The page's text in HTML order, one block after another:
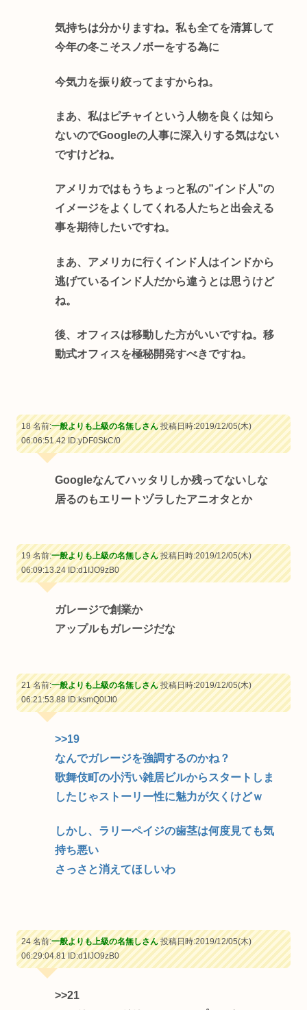
気持ちは分かりますね。私も全てを清算して
今年の冬こそスノボーをする為に
今気力を振り絞ってますからね。
まあ、私はピチャイという人物を良くは知ら
ないのでGoogleの人事に深入りする気はない
ですけどね。
アメリカではもうちょっと私の”インド人”の
イメージをよくしてくれる人たちと出会える
事を期待したいですね。
まあ、アメリカに行くインド人はインドから
逃げているインド人だから違うとは思うけど
ね。
後、オフィスは移動した方がいいですね。移
動式オフィスを極秘開発すべきですね。
18 名前:一般よりも上級の名無しさん投稿日時:2019/12/05(木)
06:06:51.42ID:yDF0SkC/0
Googleなんてハッタリしか残ってないしな
居るのもエリートヅラしたアニオタとか
19 名前:一般よりも上級の名無しさん投稿日時:2019/12/05(木)
06:09:13.24ID:d1IJO9zB0
ガレージで創業か
アップルもガレージだな
21 名前:一般よりも上級の名無しさん投稿日時:2019/12/05(木)
06:21:53.88ID:ksmQ0lJt0
>>19
なんでガレージを強調するのかね？
歌舞伎町の小汚い雑居ビルからスタートしま
したじゃストーリー性に魅力が欠くけどｗ
しかし、ラリーペイジの歯茎は何度見ても気
持ち悪い
さっさと消えてほしいわ
24 名前:一般よりも上級の名無しさん投稿日時:2019/12/05(木)
06:29:04.81ID:d1IJO9zB0
>>21